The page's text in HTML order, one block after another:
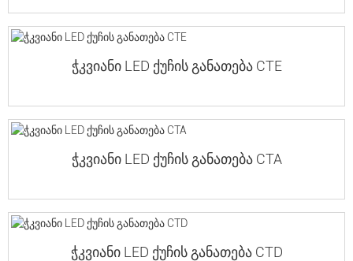
ჭკვიანი LED ქუჩის განათება CTE
ჭკვიანი LED ქუჩის განათება CTA
ჭკვიანი LED ქუჩის განათება CTD